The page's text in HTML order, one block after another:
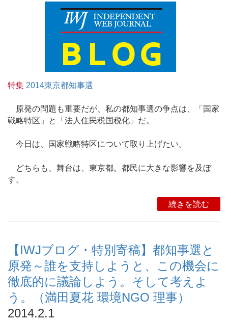
特集 2014東京都知事選
原発の問題も重要だが、私の都知事選の争点は、「国家
戦略特区」と「法人住民税国税化」だ。
今日は、国家戦略特区について取り上げたい。
どちらも、舞台は、東京都。都民に大きな影響を及ぼ
す。
続きを読む
【IWJブログ・特別寄稿】都知事選と
原発～誰を支持しようと、この機会に
徹底的に議論しよう。そして考えよ
う。（満田夏花 環境NGO 理事）
2014.2.1